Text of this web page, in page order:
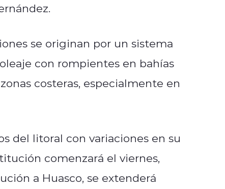
se originan por un sistema
con rompientes en bahías
costeras, especialmente en
del litoral con variaciones en su
comenzará el viernes,
a Huasco, se extenderá